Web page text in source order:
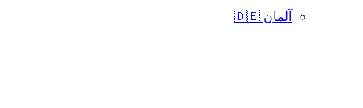
آلمان 🇩🇪